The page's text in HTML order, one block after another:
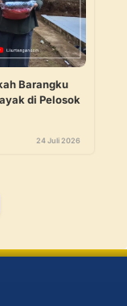
Barangku
di Pelosok
24 Juli 2026